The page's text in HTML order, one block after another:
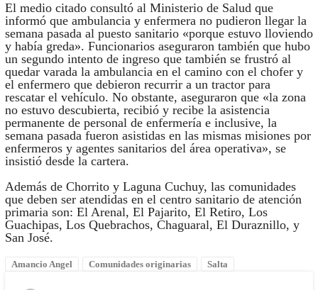
El medio citado consultó al Ministerio de Salud que
informó que ambulancia y enfermera no pudieron llegar la
semana pasada al puesto sanitario «porque estuvo lloviendo
y había greda». Funcionarios aseguraron también que hubo
un segundo intento de ingreso que también se frustró al
quedar varada la ambulancia en el camino con el chofer y
el enfermero que debieron recurrir a un tractor para
rescatar el vehículo. No obstante, aseguraron que «la zona
no estuvo descubierta, recibió y recibe la asistencia
permanente de personal de enfermería e inclusive, la
semana pasada fueron asistidas en las mismas misiones por
enfermeros y agentes sanitarios del área operativa», se
insistió desde la cartera.
Además de Chorrito y Laguna Cuchuy, las comunidades
que deben ser atendidas en el centro sanitario de atención
primaria son: El Arenal, El Pajarito, El Retiro, Los
Guachipas, Los Quebrachos, Chaguaral, El Duraznillo, y
San José.
Amancio Angel Comunidades originarias Salta